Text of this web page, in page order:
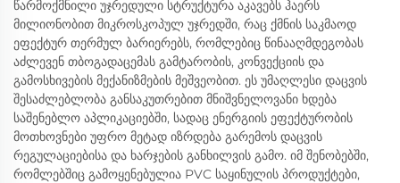
წარმოქმნილი უჯრედული სტრუქტურა აკავებს ჰაერს
მილიონობით მიკროსკოპულ უჯრედში, რაც ქმნის საკმაოდ
ეფექტურ თერმულ ბარიერებს, რომლებიც წინააღმდეგობას
აძლევენ თბოგადაცემას გამტარობის, კონვექციის და
გამოსხივების მექანიზმების მეშვეობით. ეს უმაღლესი დაცვის
შესაძლებლობა განსაკუთრებით მნიშვნელოვანი ხდება
საშენებლო აპლიკაციებში, სადაც ენერგიის ეფექტურობის
მოთხოვნები უფრო მეტად იზრდება გარემოს დაცვის
რეგულაციებისა და ხარჯების განხილვის გამო. იმ შენობებში,
რომლებშიც გამოყენებულია PVC საყინულის პროდუქტები,